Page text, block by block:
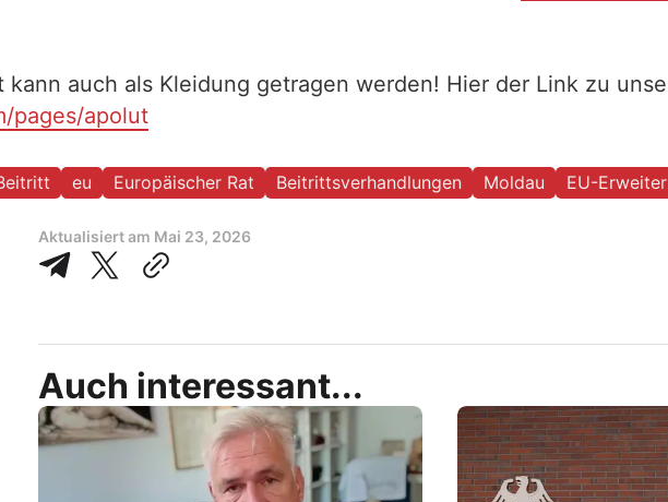
auch als Kleidung getragen werden! Hier der Link zu
pages/apolut
eu Europäischer Rat Beitrittsverhandlungen Moldau EU-
Aktualisiert am Mai 23, 2026
Auch interessant...